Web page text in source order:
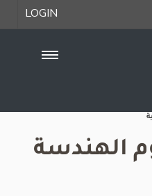
LOGIN
الهندسة